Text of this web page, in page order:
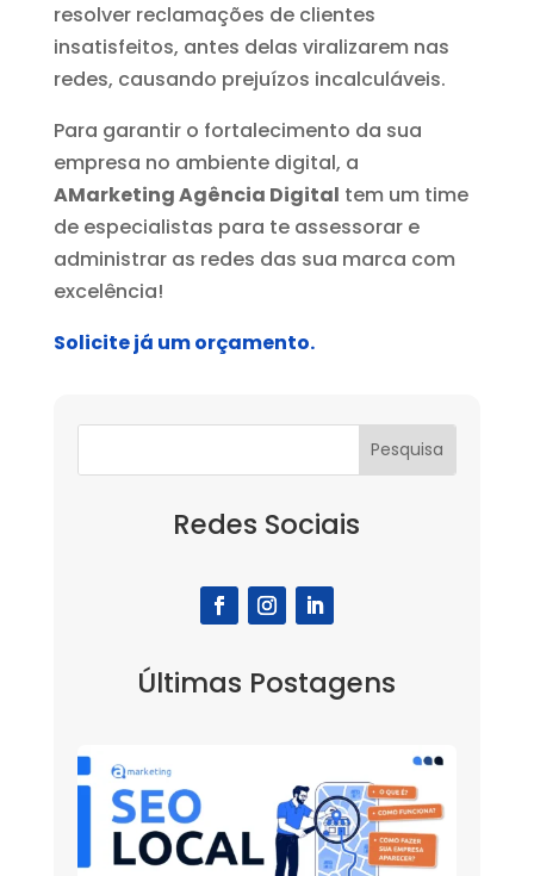
resolver reclamações de clientes
insatisfeitos, antes delas viralizarem nas
redes, causando prejuízos incalculáveis.
Para garantir o fortalecimento da sua
empresa no ambiente digital, a
AMarketing Agência Digital tem um time
de especialistas para te assessorar e
administrar as redes das sua marca com
excelência!
Solicite já um orçamento.
Redes Sociais
Últimas Postagens